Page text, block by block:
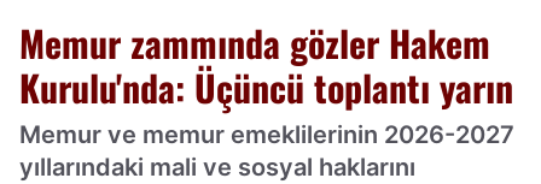
Memur zammında gözler Hakem
Kurulu'nda: Üçüncü toplantı yarın
Memur ve memur emeklilerinin 2026-2027
yıllarındaki mali ve sosyal haklarını